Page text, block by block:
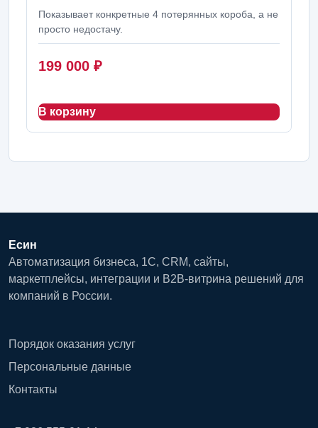
Показывает конкретные 4 потерянных короба, а не
просто недостачу.
199 000 ₽
В корзину
Есин
Автоматизация бизнеса, 1С, CRM, сайты,
маркетплейсы, интеграции и B2B-витрина решений для
компаний в России.
Порядок оказания услуг
Персональные данные
Контакты